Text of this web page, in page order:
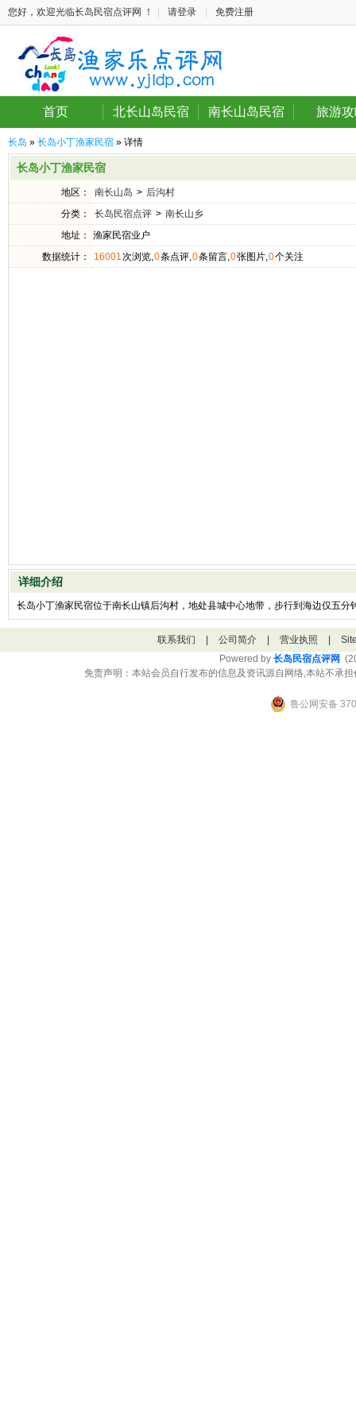
您好，欢迎光临长岛民宿点评网 ！ 请登录 免费注册
首页 北长山岛民宿 南长山岛民宿 旅游
长岛 » 长岛小丁渔家民宿 » 详情
长岛小丁渔家民宿
地区： 南长山岛 > 后沟村
分类：
长岛民宿点评 > 南长山乡
地址：
渔家民宿业户
数据统计：
16001 次浏览,0条点评,0条留言,0张图片,0个关注
详细介绍
长岛小丁渔家民宿位于南长山镇后沟村，地处县城中心地带，步行到海边仅五
联系我们 公司简介 营业执照
Powered by 长岛民宿点评网
免责声明：本站会员自行发布的信息及资讯源自网络,本站不承
鲁公网安备